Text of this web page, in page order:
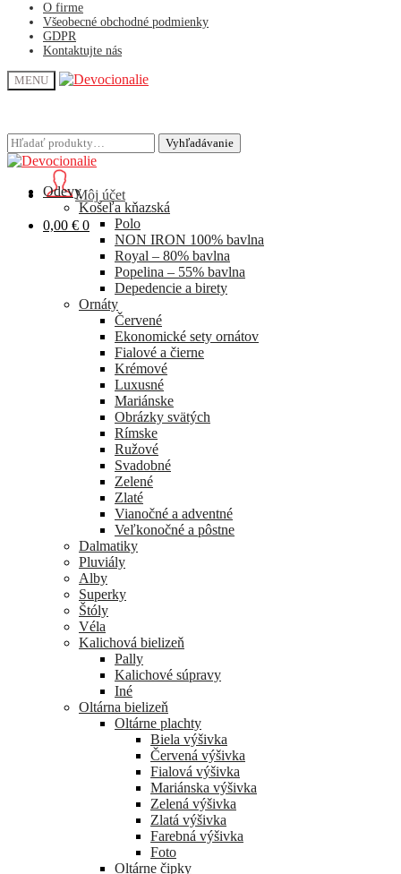
O firme
Všeobecné obchodné podmienky
GDPR
Kontaktujte nás
MENU
Hľadať: Vyhľadávanie
Môj účet
0,00 € 0
Hľadať: Vyhľadávanie
Odevy
Košeľa kňazská
Polo
NON IRON 100% bavlna
Royal – 80% bavlna
Popelina – 55% bavlna
Depedencie a birety
Ornáty
Červené
Ekonomické sety ornátov
Fialové a čierne
Krémové
Luxusné
Mariánske
Obrázky svätých
Rímske
Ružové
Svadobné
Zelené
Zlaté
Vianočné a adventné
Veľkonočné a pôstne
Dalmatiky
Pluviály
Alby
Superky
Štóly
Véla
Kalichová bielizeň
Pally
Kalichové súpravy
Iné
Oltárna bielizeň
Oltárne plachty
Biela výšivka
Červená výšivka
Fialová výšivka
Mariánska výšivka
Zelená výšivka
Zlatá výšivka
Farebná výšivka
Foto
Oltárne čipky